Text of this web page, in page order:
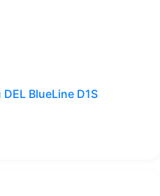
BlueLine D1S